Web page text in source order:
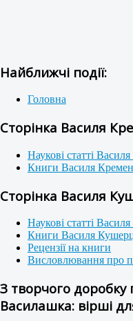
Найближчі події:
Головна
Сторінка Василя
Наукові статті
Книги Василя
Сторінка Василя
Наукові статті
Книги Василя
Рецензії на книги
Висловлювання про
З творчого
Василашка: вірші